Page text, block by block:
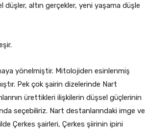
altın gerçekler, yeni yaşama düşle
yönelmiştir. Mitolojiden esinlenmiş
Pek çok şairin dizelerinde Nart
ürettikleri ilişkilerin düşsel güçlerinin
seçebiliriz. Nart destanlarındaki imge ve
Çerkes şairleri, Çerkes şiirinin ipini